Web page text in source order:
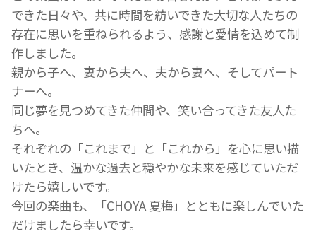
できた日々や、共に時間を紡いできた大切な人たちの
存在に思いを重ねられるよう、感謝と愛情を込めて制
作しました。
親から子へ、妻から夫へ、夫から妻へ、そしてパート
ナーへ。
同じ夢を見つめてきた仲間や、笑い合ってきた友人た
ちへ。
それぞれの「これまで」と「これから」を心に思い描
いたとき、温かな過去と穏やかな未来を感じていただ
けたら嬉しいです。
今回の楽曲も、「CHOYA 夏梅」とともに楽しんでいた
だけましたら幸いです。